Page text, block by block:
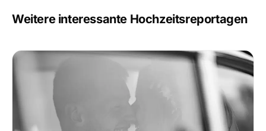
Weitere interessante Hochzeitsreportagen